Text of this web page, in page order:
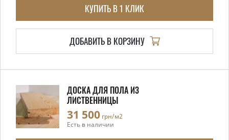
КУПИТЬ В 1 КЛИК
ДОБАВИТЬ В КОРЗИНУ
ДОСКА ДЛЯ ПОЛА ИЗ
ЛИСТВЕННИЦЫ
31 500 грн/м2
Есть в наличии